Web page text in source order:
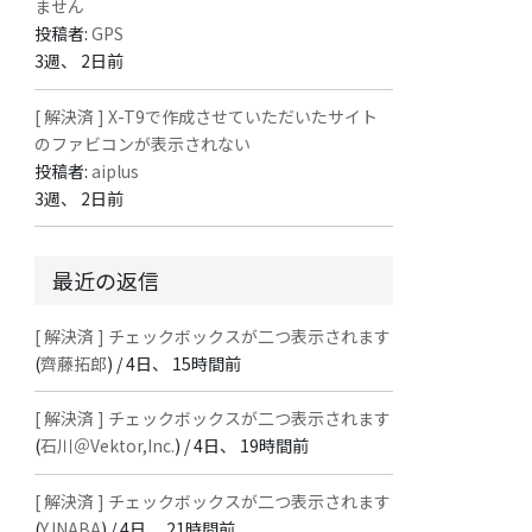
ません
投稿者:GPS
3週、 2日前
[ 解決済 ] X-T9で作成させていただいたサイト
のファビコンが表示されない
投稿者:aiplus
3週、 2日前
最近の返信
[ 解決済 ] チェックボックスが二つ表示されます
(齊藤拓郎) /4日、 15時間前
[ 解決済 ] チェックボックスが二つ表示されます
(石川＠Vektor,Inc.) /4日、 19時間前
[ 解決済 ] チェックボックスが二つ表示されます